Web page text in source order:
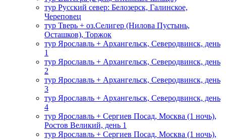
тур Русский север: Белозерск, Галинское,
Череповец
тур Тверь + оз.Селигер (Нилова Пустынь,
Осташков), Торжок
тур Ярославль + Архангельск, Северодвинск, день
1
тур Ярославль + Архангельск, Северодвинск, день
2
тур Ярославль + Архангельск, Северодвинск, день
3
тур Ярославль + Архангельск, Северодвинск, день
4
тур Ярославль + Сергиев Посад, Москва (1 ночь),
Ростов Великий, день 1
тур Ярославль + Сергиев Посад, Москва (1 ночь),